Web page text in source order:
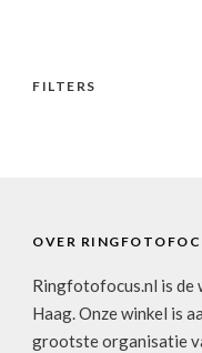
FILTERS
OVER
Ringfotofocus.nl is de
Haag. Onze winkel is
grootste organisatie